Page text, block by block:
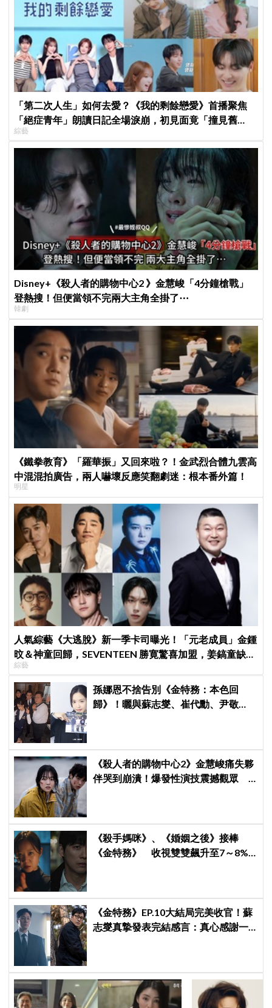
「第二次人生」如何去愛？《我的剩餘戀愛》首播聚焦
「絕症青年」朗讀日記全場淚崩，初見面竟「撞見舊
識」！
綜藝
Disney+《殺人者的購物中心2 》金慧峻「4分鐘槍戰」
登熱搜！但便當領不完兩大主角全掛了⋯
韓劇
《鐵拳教育》「羅華振」又回來啦？！金武烈合體九雲高
中混混拍廣告，兩人嚇壞反應笑翻劇迷：根本番外篇！
明星
人氣綜藝《大逃脫》新一季卡司曝光！「元老成員」金鍾
旼＆神童回歸，SEVENTEEN 勝寛驚喜加盟，姜鎬童缺席
成最大焦點
綜藝
孫娜恩不捨告別《金特務：本色回
歸》！曬與蘇志燮、崔代勳、尹敬
《殺人者的購物中心2》金慧峻痛失夥
伴哭到崩潰！爆發性演技震撼觀眾
《殺手媽咪》、《婚姻之後》接棒
《金特務》 收視雙雙飆升至7～8%
《金特務》EP.10大結局完美收官！蘇
志燮真摯發表完結感言：真心感謝一